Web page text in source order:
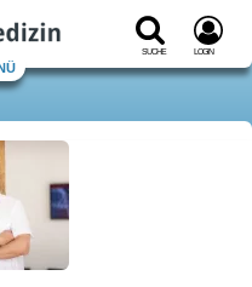
Suche Login